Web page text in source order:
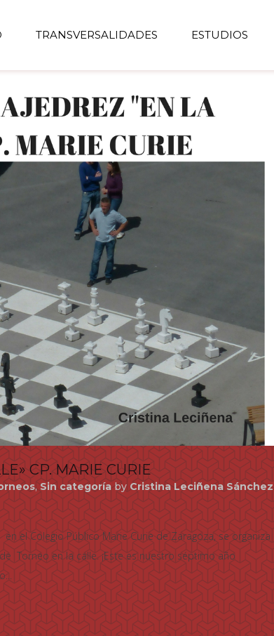
TRANSVERSALIDADES ESTUDIOS
CP. MARIE CURIE
,Sin categoría by Cristina Leciñena Sánchez
el Colegio Público Marie Curie de Zaragoza, se organiza
Torneo en la calle. ¡Este es nuestro séptimo año